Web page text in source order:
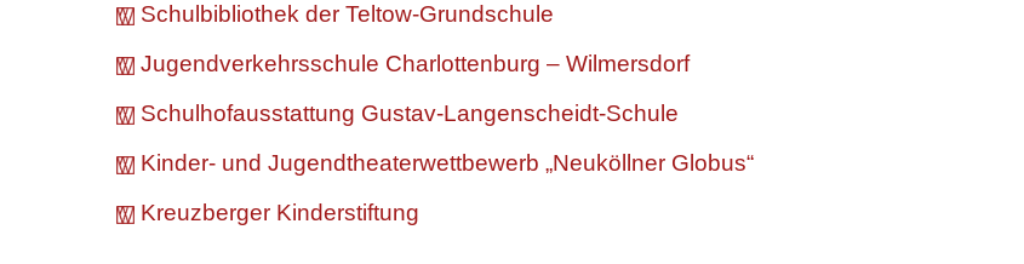
Schulbibliothek der Teltow-Grundschule
Jugendverkehrsschule Charlottenburg – Wilmersdorf
Schulhofausstattung Gustav-Langenscheidt-Schule
Kinder- und Jugendtheaterwettbewerb „Neuköllner Globus“
Kreuzberger Kinderstiftung